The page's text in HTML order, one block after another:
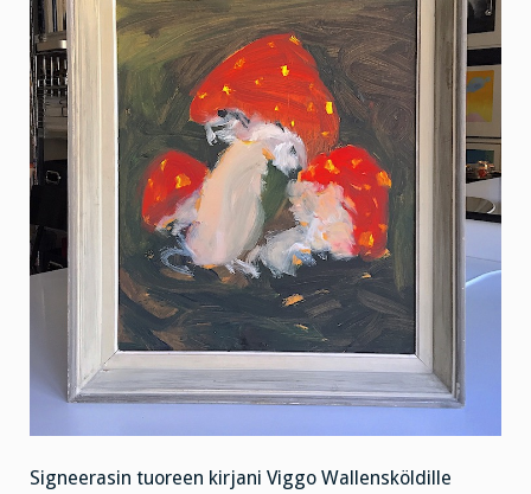
Signeerasin tuoreen kirjani Viggo Wallensköldille